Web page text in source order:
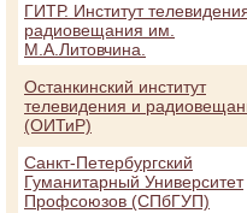
ГИТР. Институт
радиовещания им.
М.А.Литовчина.
Останкинский институт
телевидения и
(ОИТиР)
Санкт-Петербургский
Гуманитарный Университет
Профсоюзов (СПбГУП)